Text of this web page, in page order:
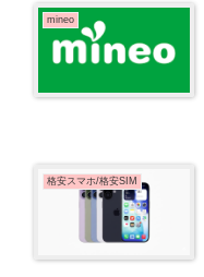
mineo
格安スマホ/格安SIM